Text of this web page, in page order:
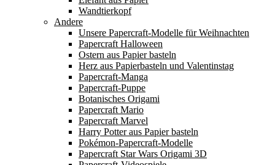
Wandtierkopf
Andere
Unsere Papercraft-Modelle für Weihnachten
Papercraft Halloween
Ostern aus Papier basteln
Herz aus Papierbasteln und Valentinstag
Papercraft-Manga
Papercraft-Puppe
Botanisches Origami
Papercraft Mario
Papercraft Marvel
Harry Potter aus Papier basteln
Pokémon-Papercraft-Modelle
Papercraft Star Wars Origami 3D